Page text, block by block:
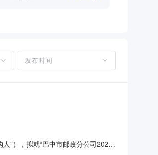
”），拟就“巴中市邮政分公司2026-